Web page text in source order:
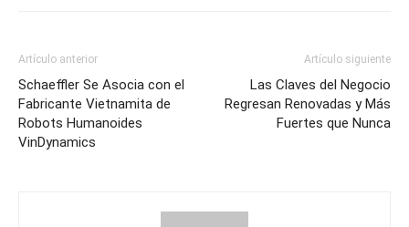
Artículo anterior
Schaeffler Se Asocia con el
Fabricante Vietnamita de
Robots Humanoides
VinDynamics
Artículo siguiente
Las Claves del Negocio
Regresan Renovadas y Más
Fuertes que Nunca